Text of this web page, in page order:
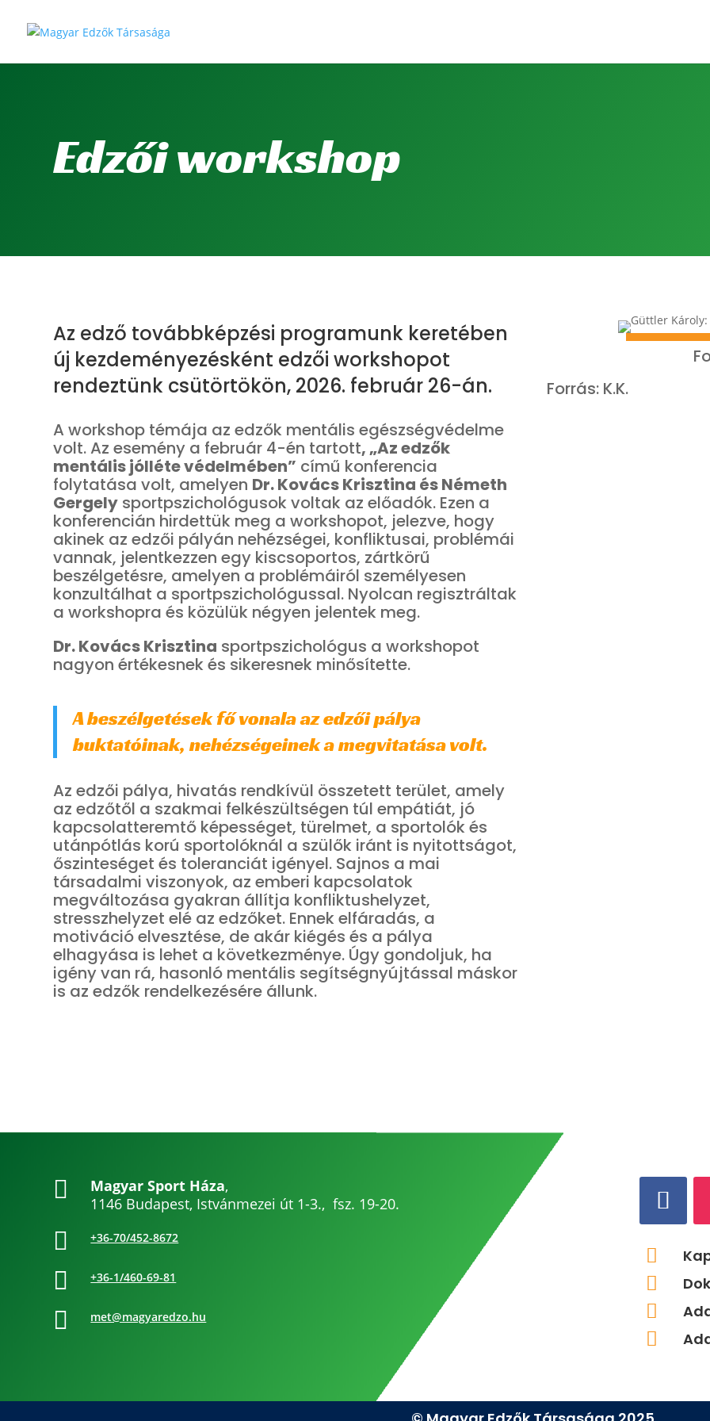
Edzői workshop
Az edző továbbképzési programunk keretében
új kezdeményezésként edzői workshopot
rendeztünk csütörtökön, 2026. február 26-án.
A workshop témája az edzők mentális egészségvédelme
volt. Az esemény a február 4-én tartott, „Az edzők
mentális jólléte védelmében” című konferencia
folytatása volt, amelyen Dr. Kovács Krisztina és Németh
Gergely sportpszichológusok voltak az előadók. Ezen a
konferencián hirdettük meg a workshopot, jelezve, hogy
akinek az edzői pályán nehézségei, konfliktusai, problémái
vannak, jelentkezzen egy kiscsoportos, zártkörű
beszélgetésre, amelyen a problémáiról személyesen
konzultálhat a sportpszichológussal. Nyolcan regisztráltak
a workshopra és közülük négyen jelentek meg.
Dr. Kovács Krisztina sportpszichológus a workshopot
nagyon értékesnek és sikeresnek minősítette.
A beszélgetések fő vonala az edzői pálya
buktatóinak, nehézségeinek a megvitatása volt.
Az edzői pálya, hivatás rendkívül összetett terület, amely
az edzőtől a szakmai felkészültségen túl empátiát, jó
kapcsolatteremtő képességet, türelmet, a sportolók és
utánpótlás korú sportolóknál a szülők iránt is nyitottságot,
őszinteséget és toleranciát igényel. Sajnos a mai
társadalmi viszonyok, az emberi kapcsolatok
megváltozása gyakran állítja konfliktushelyzet,
stresszhelyzet elé az edzőket. Ennek elfáradás, a
motiváció elvesztése, de akár kiégés és a pálya
elhagyása is lehet a következménye. Úgy gondoljuk, ha
igény van rá, hasonló mentális segítségnyújtással máskor
is az edzők rendelkezésére állunk.
Forrás: K.K.
 Magyar Sport Háza,
1146 Budapest, Istvánmezei út 1-3., fsz. 19-20.
 +36-70/452-8672
 +36-1/460-69-81
 met@magyaredzo.hu



